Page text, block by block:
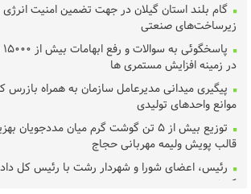
گام بلند استان گیلان در جهت تضمین امنیت انرژی
زیرساخت‌های صنعتی
در زمینه افزایش مستمری ها
پیگیری میدانی مدیرعامل سازمان به همراه
موانع واحدهای تولیدی
توزیع بیش از ۵ تن گوشت گرم میان
قالب پویش ولیمه مهربانی حجاج
رئیس، اعضای شورا و شهردار رشت با رئیس‌ کل
کردند ‌